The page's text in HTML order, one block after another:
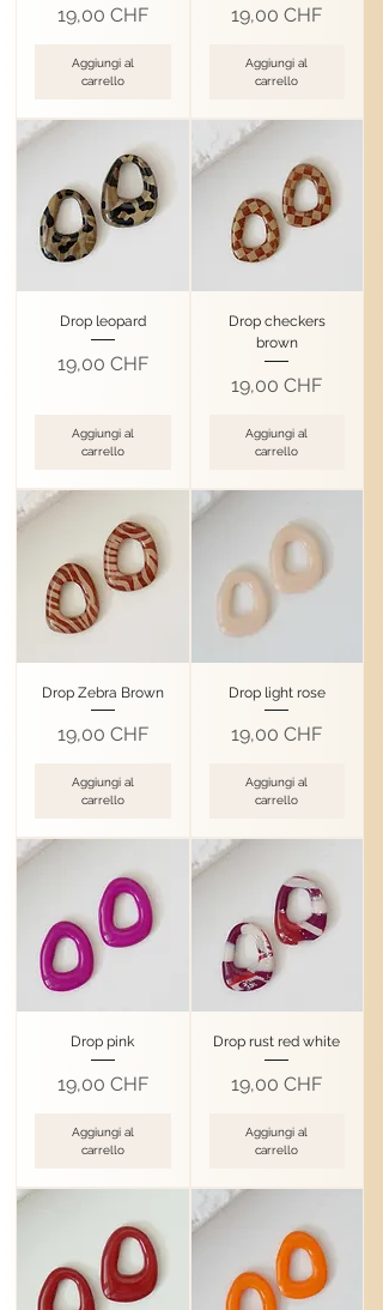
Prezzo
19,00 CHF
Aggiungi al
carrello
Prezzo
19,00 CHF
Aggiungi al
carrello
Drop leopard
Prezzo
19,00 CHF
Aggiungi al
carrello
Drop checkers
brown
Prezzo
19,00 CHF
Aggiungi al
carrello
Drop Zebra Brown
Prezzo
19,00 CHF
Aggiungi al
carrello
Drop light rose
Prezzo
19,00 CHF
Aggiungi al
carrello
Drop pink
Prezzo
19,00 CHF
Aggiungi al
carrello
Drop rust red white
Prezzo
19,00 CHF
Aggiungi al
carrello